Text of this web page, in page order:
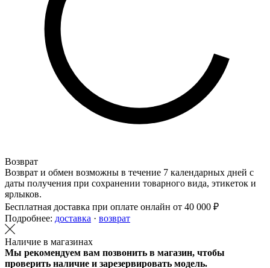
Возврат
Возврат и обмен возможны в течение 7 календарных дней с
даты получения при сохранении товарного вида, этикеток и
ярлыков.
Бесплатная доставка при оплате онлайн от 40 000 ₽
Подробнее: доставка · возврат
Наличие в магазинах
Мы рекомендуем вам позвонить в магазин, чтобы
проверить наличие и зарезервировать модель.